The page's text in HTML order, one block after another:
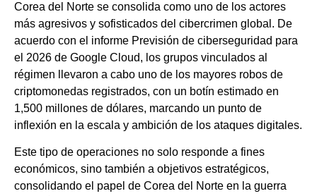
Corea del Norte se consolida como uno de los actores
más agresivos y sofisticados del cibercrimen global. De
acuerdo con el informe Previsión de ciberseguridad para
el 2026 de Google Cloud, los grupos vinculados al
régimen llevaron a cabo uno de los mayores robos de
criptomonedas registrados, con un botín estimado en
1,500 millones de dólares, marcando un punto de
inflexión en la escala y ambición de los ataques digitales.
Este tipo de operaciones no solo responde a fines
económicos, sino también a objetivos estratégicos,
consolidando el papel de Corea del Norte en la guerra